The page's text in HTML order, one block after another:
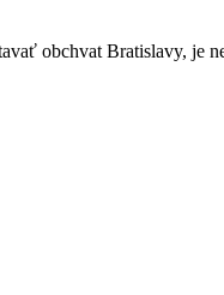
obchvat Bratislavy,